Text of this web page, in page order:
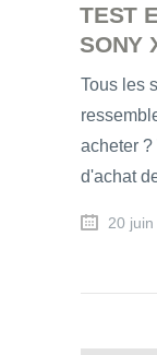
TEST
SONY
Tous les
acheter ?
d'achat
20 juin